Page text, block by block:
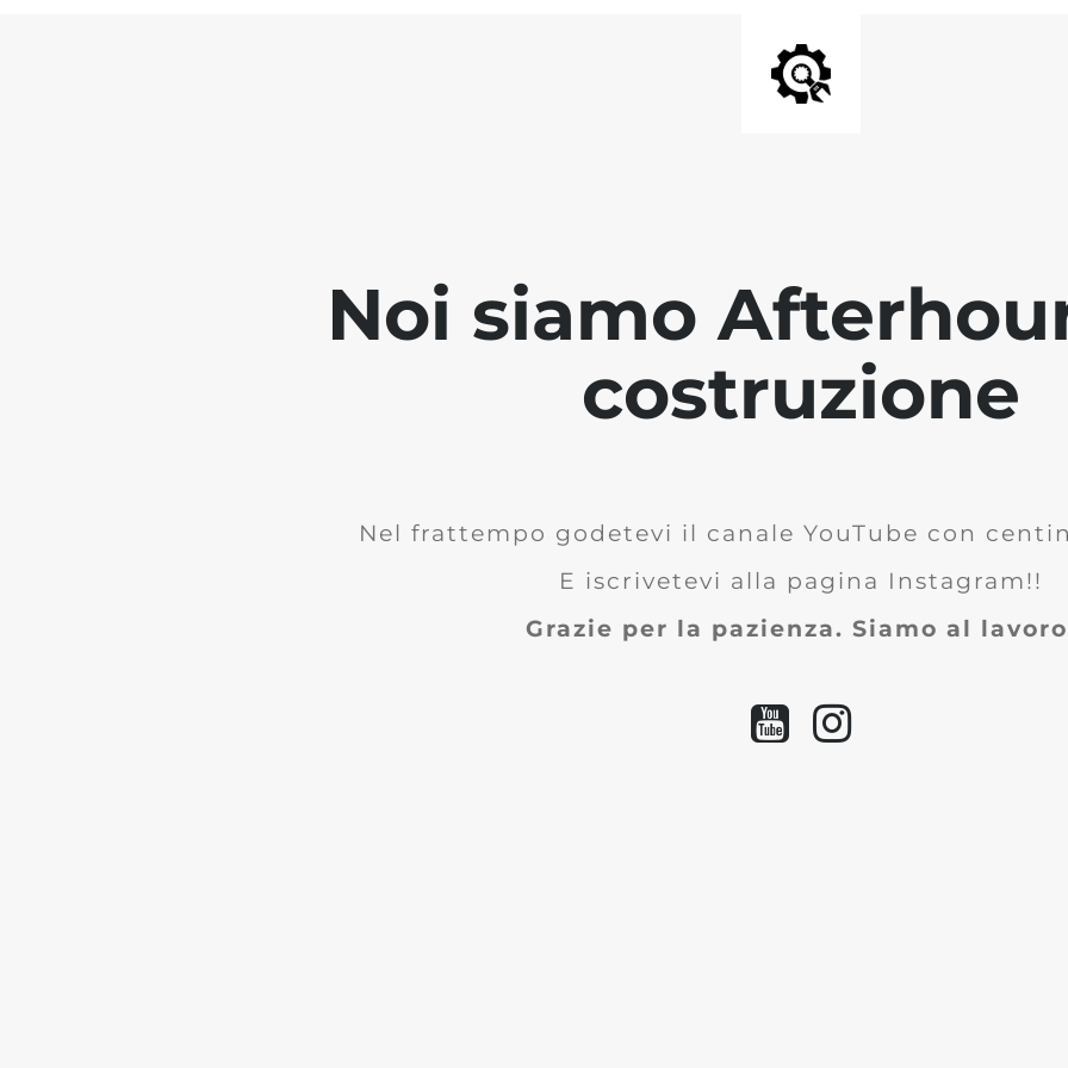
Noi siamo
costruzione
Nel frattempo godetevi il canale YouTube con
E iscrivetevi alla pagina Instagram!!
Grazie per la pazienza. Siamo al